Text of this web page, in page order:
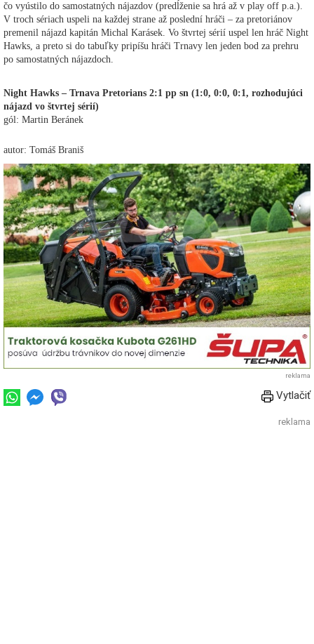
čo vyústilo do samostatných nájazdov (predĺženie sa hrá až v play off p.a.).
V troch sériach uspeli na každej strane až poslední hráči – za pretoriánov
premenil nájazd kapitán Michal Karásek. Vo štvrtej sérií uspel len hráč Night
Hawks, a preto si do tabuľky pripíšu hráči Trnavy len jeden bod za prehru
po samostatných nájazdoch.
Night Hawks – Trnava Pretorians 2:1 pp sn (1:0, 0:0, 0:1, rozhodujúci
nájazd vo štvrtej sérií)
gól: Martin Beránek
autor: Tomáš Braniš
reklama
Vytlačiť
reklama